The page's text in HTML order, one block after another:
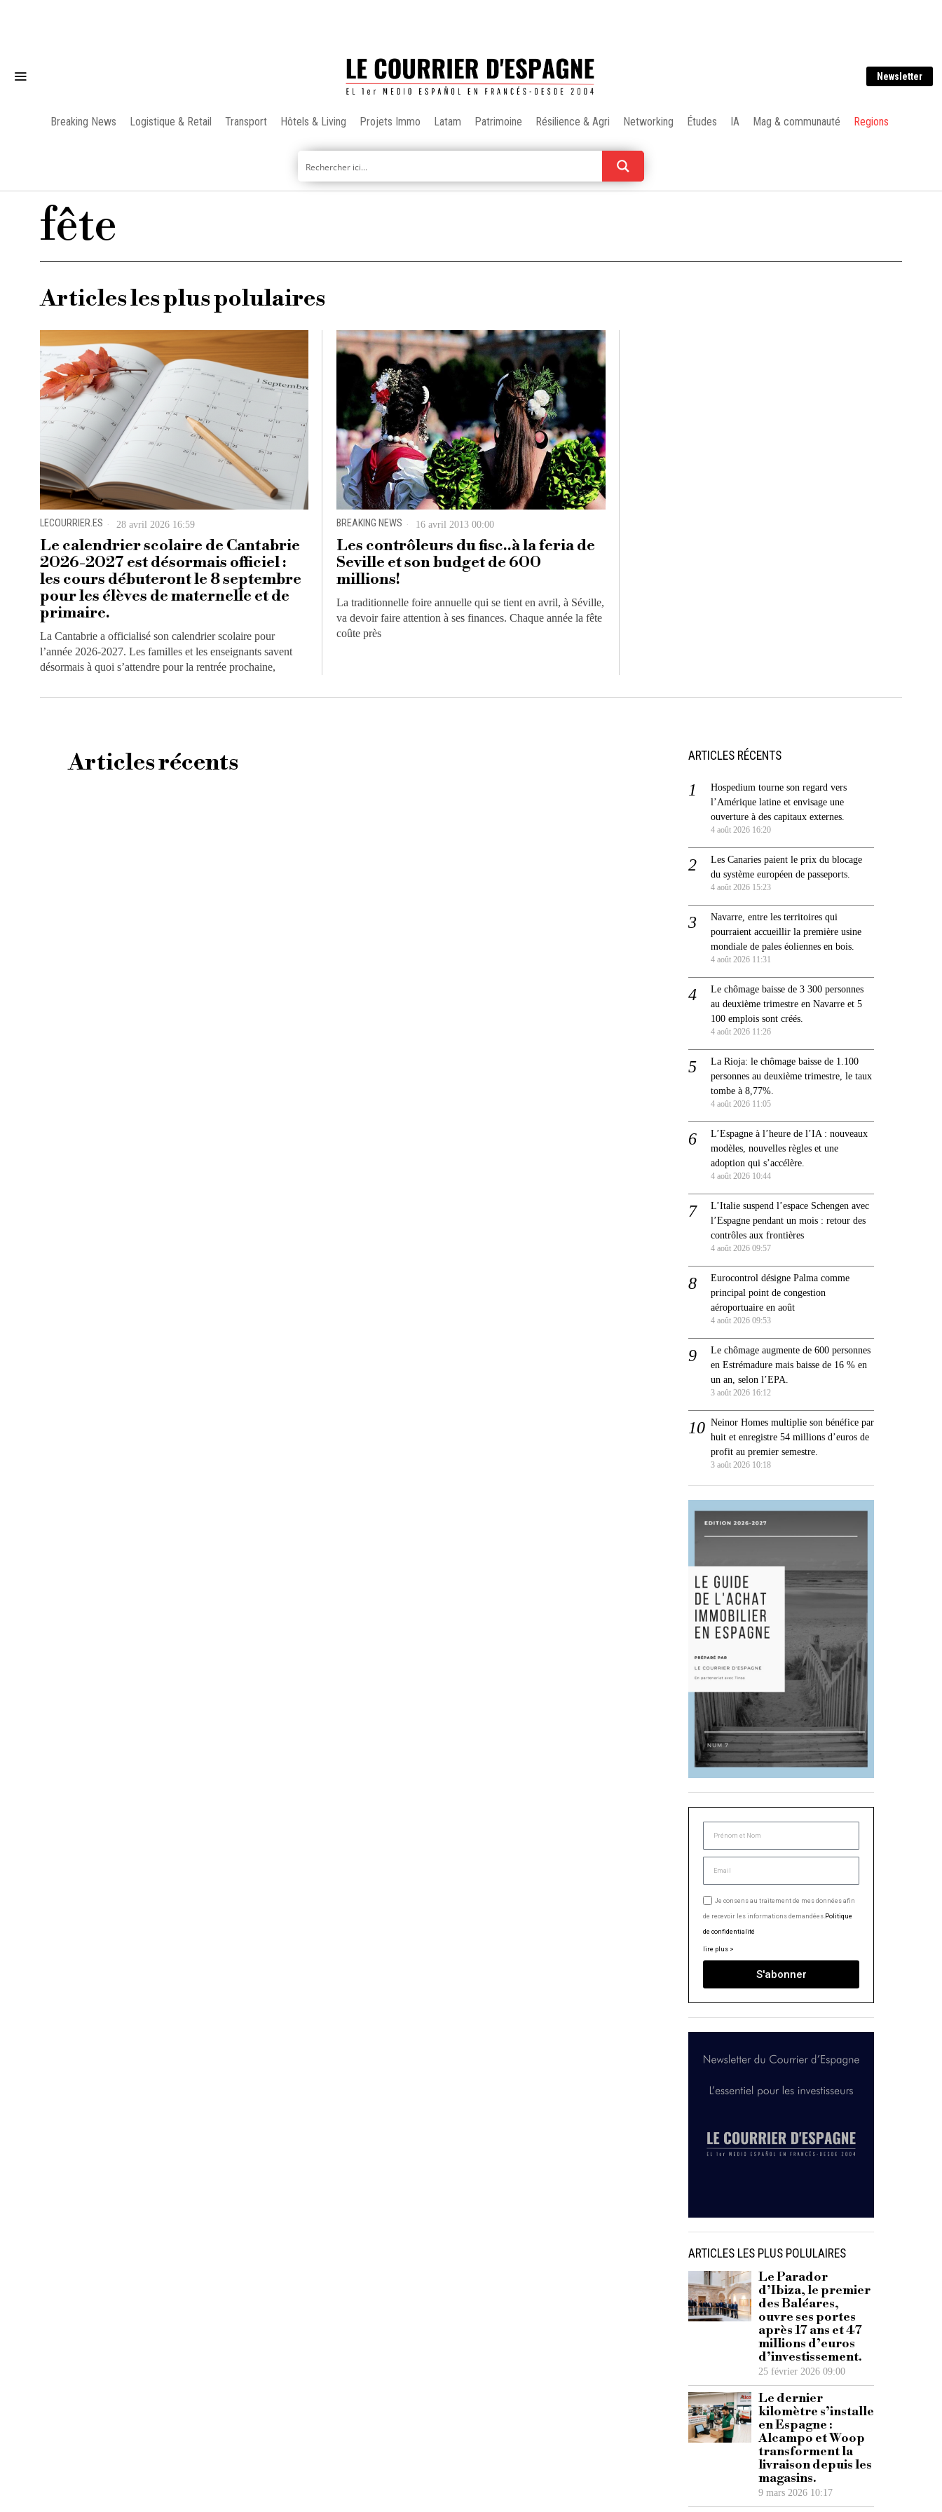
Newsletter
Breaking News Logistique & Retail Transport Hôtels & Living Projets Immo Latam Patrimoine Résilience & Agri Networking Études IA Mag & communauté Regions
fête
Articles les plus polulaires
LECOURRIER.ES 28 avril 2026 16:59
Le calendrier scolaire de Cantabrie
2026-2027 est désormais officiel :
les cours débuteront le 8 septembre
pour les élèves de maternelle et de
primaire.
La Cantabrie a officialisé son calendrier scolaire pour
l’année 2026-2027. Les familles et les enseignants savent
désormais à quoi s’attendre pour la rentrée prochaine,
BREAKING NEWS 16 avril 2013 00:00
Les contrôleurs du fisc..à la feria de
Seville et son budget de 600
millions!
La traditionnelle foire annuelle qui se tient en avril, à Séville,
va devoir faire attention à ses finances. Chaque année la fête
coûte près
Articles récents ARTICLES RÉCENTS
Hospedium tourne son regard vers
l’Amérique latine et envisage une
ouverture à des capitaux externes.
4 août 2026 16:20
Les Canaries paient le prix du blocage
du système européen de passeports.
4 août 2026 15:23
Navarre, entre les territoires qui
pourraient accueillir la première usine
mondiale de pales éoliennes en bois.
4 août 2026 11:31
Le chômage baisse de 3 300 personnes
au deuxième trimestre en Navarre et 5
100 emplois sont créés.
4 août 2026 11:26
La Rioja: le chômage baisse de 1.100
personnes au deuxième trimestre, le taux
tombe à 8,77%.
4 août 2026 11:05
L’Espagne à l’heure de l’IA : nouveaux
modèles, nouvelles règles et une
adoption qui s’accélère.
4 août 2026 10:44
L’Italie suspend l’espace Schengen avec
l’Espagne pendant un mois : retour des
contrôles aux frontières
4 août 2026 09:57
Eurocontrol désigne Palma comme
principal point de congestion
aéroportuaire en août
4 août 2026 09:53
Le chômage augmente de 600 personnes
en Estrémadure mais baisse de 16 % en
un an, selon l’EPA.
3 août 2026 16:12
Neinor Homes multiplie son bénéfice par
huit et enregistre 54 millions d’euros de
profit au premier semestre.
3 août 2026 10:18
Je consens au traitement de mes données afin
de recevoir les informations demandées.Politique
de confidentialité
lire plus >
S'abonner
ARTICLES LES PLUS POLULAIRES
Le Parador
d’Ibiza, le premier
des Baléares,
ouvre ses portes
après 17 ans et 47
millions d’euros
d’investissement.
25 février 2026 09:00
Le dernier
kilomètre s’installe
en Espagne :
Alcampo et Woop
transforment la
livraison depuis les
magasins.
9 mars 2026 10:17